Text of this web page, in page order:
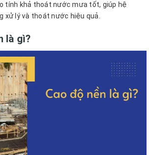
tính khả thoát nước mưa tốt, giúp hệ
xử lý và thoát nước hiệu quả.
là gì?